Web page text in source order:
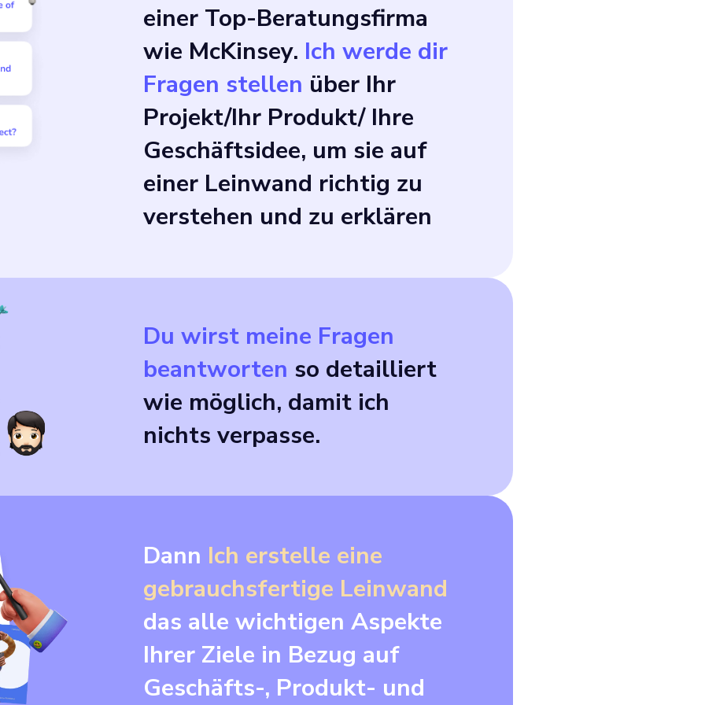
einer Top-Beratungsfirma
wie McKinsey. Ich werde dir
Fragen stellen über Ihr
Projekt/Ihr Produkt/ Ihre
Geschäftsidee, um sie auf
einer Leinwand richtig zu
verstehen und zu erklären
Du wirst meine Fragen
beantworten so detailliert
wie möglich, damit ich
nichts verpasse.
Dann Ich erstelle eine
gebrauchsfertige Leinwand
das alle wichtigen Aspekte
Ihrer Ziele in Bezug auf
Geschäfts-, Produkt- und